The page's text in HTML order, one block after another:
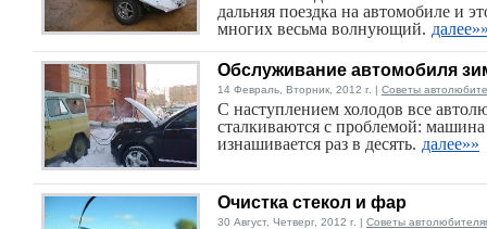
дальняя поездка на автомобиле и
многих весьма волнующий.
Обслуживание автомобиля
14 Февраль, Вторник, 2012 г. | Советы
С наступлением холодов все
сталкиваются с проблемой: машина
изнашивается раз в десять. далее»»
Очистка стекол и фар
30 Август, Четверг, 2012 г. | Советы